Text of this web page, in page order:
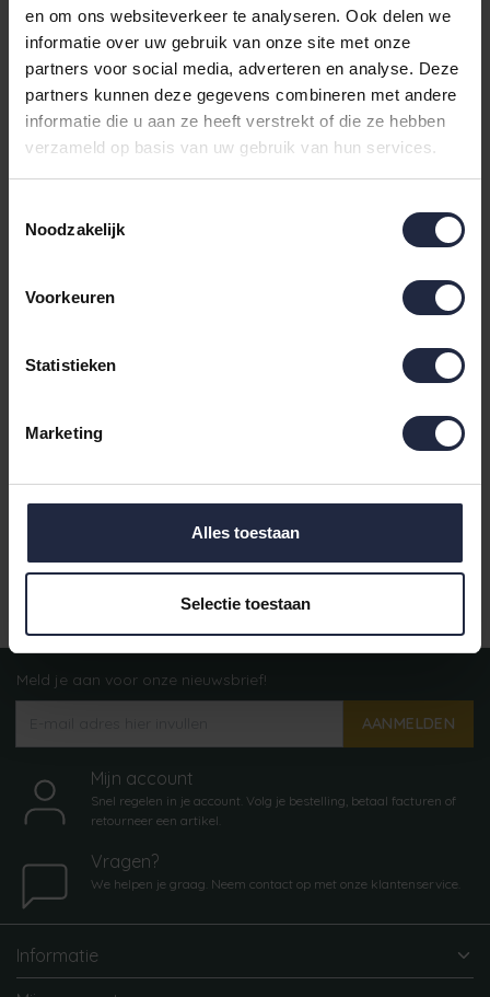
en om ons websiteverkeer te analyseren. Ook delen we
informatie over uw gebruik van onze site met onze
partners voor social media, adverteren en analyse. Deze
partners kunnen deze gegevens combineren met andere
informatie die u aan ze heeft verstrekt of die ze hebben
verzameld op basis van uw gebruik van hun services.
Noodzakelijk
Voorkeuren
Statistieken
Marketing
Alles toestaan
Selectie toestaan
Cawö Heren Badjas 828
Weiss XL
€99,90
Cawö Heren Badjas 828
Weiss L
€99,90
Weiss M
Meld je aan voor onze nieuwsbrief!
AANMELDEN
Mijn account
Snel regelen in je account. Volg je bestelling, betaal facturen of
retourneer een artikel.
Vragen?
We helpen je graag. Neem contact op met onze klantenservice.
Informatie